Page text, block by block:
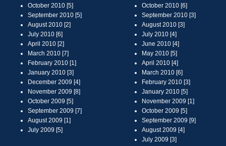
October 2010 [5]
September 2010 [5]
August 2010 [2]
July 2010 [6]
April 2010 [2]
March 2010 [7]
February 2010 [1]
January 2010 [3]
December 2009 [4]
November 2009 [8]
October 2009 [5]
September 2009 [7]
August 2009 [1]
July 2009 [5]
October 2010 [6]
September 2010 [3]
August 2010 [3]
July 2010 [4]
June 2010 [4]
May 2010 [5]
April 2010 [4]
March 2010 [6]
February 2010 [3]
January 2010 [5]
November 2009 [1]
October 2009 [5]
September 2009 [9]
August 2009 [4]
July 2009 [3]